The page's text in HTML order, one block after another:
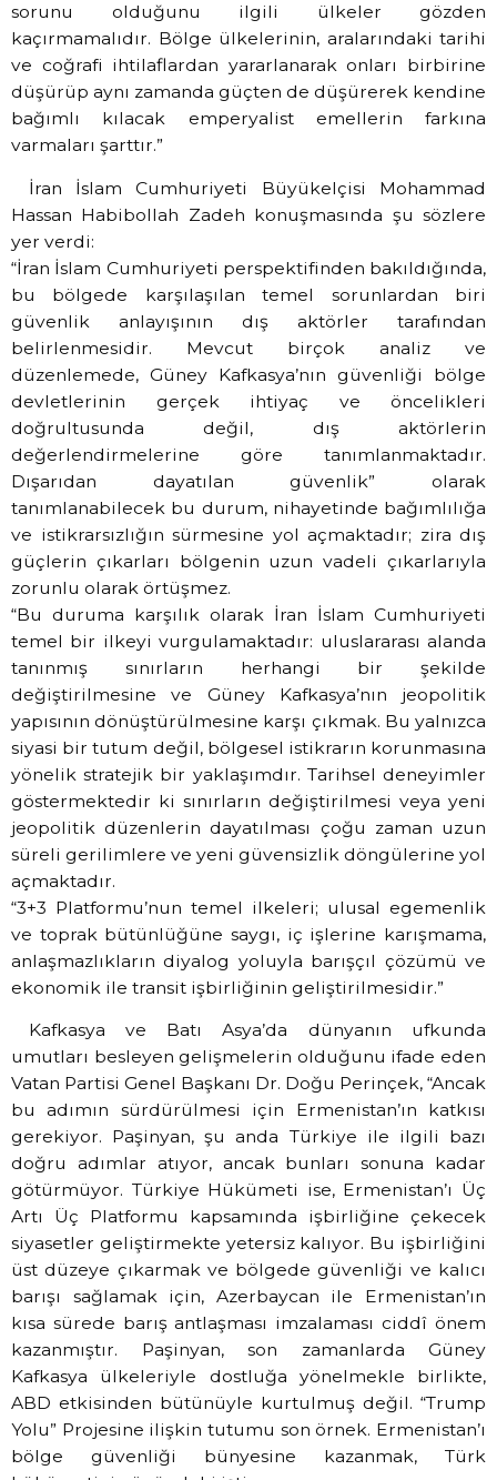
sorunu olduğunu ilgili ülkeler gözden
kaçırmamalıdır. Bölge ülkelerinin, aralarındaki tarihi
ve coğrafi ihtilaflardan yararlanarak onları birbirine
düşürüp aynı zamanda güçten de düşürerek kendine
bağımlı kılacak emperyalist emellerin farkına
varmaları şarttır.”
İran İslam Cumhuriyeti Büyükelçisi Mohammad
Hassan Habibollah Zadeh konuşmasında şu sözlere
yer verdi:
“İran İslam Cumhuriyeti perspektifinden bakıldığında,
bu bölgede karşılaşılan temel sorunlardan biri
güvenlik anlayışının dış aktörler tarafından
belirlenmesidir. Mevcut birçok analiz ve
düzenlemede, Güney Kafkasya’nın güvenliği bölge
devletlerinin gerçek ihtiyaç ve öncelikleri
doğrultusunda değil, dış aktörlerin
değerlendirmelerine göre tanımlanmaktadır.
Dışarıdan dayatılan güvenlik” olarak
tanımlanabilecek bu durum, nihayetinde bağımlılığa
ve istikrarsızlığın sürmesine yol açmaktadır; zira dış
güçlerin çıkarları bölgenin uzun vadeli çıkarlarıyla
zorunlu olarak örtüşmez.
“Bu duruma karşılık olarak İran İslam Cumhuriyeti
temel bir ilkeyi vurgulamaktadır: uluslararası alanda
tanınmış sınırların herhangi bir şekilde
değiştirilmesine ve Güney Kafkasya’nın jeopolitik
yapısının dönüştürülmesine karşı çıkmak. Bu yalnızca
siyasi bir tutum değil, bölgesel istikrarın korunmasına
yönelik stratejik bir yaklaşımdır. Tarihsel deneyimler
göstermektedir ki sınırların değiştirilmesi veya yeni
jeopolitik düzenlerin dayatılması çoğu zaman uzun
süreli gerilimlere ve yeni güvensizlik döngülerine yol
açmaktadır.
“3+3 Platformu’nun temel ilkeleri; ulusal egemenlik
ve toprak bütünlüğüne saygı, iç işlerine karışmama,
anlaşmazlıkların diyalog yoluyla barışçıl çözümü ve
ekonomik ile transit işbirliğinin geliştirilmesidir.”
Kafkasya ve Batı Asya’da dünyanın ufkunda
umutları besleyen gelişmelerin olduğunu ifade eden
Vatan Partisi Genel Başkanı Dr. Doğu Perinçek, “Ancak
bu adımın sürdürülmesi için Ermenistan’ın katkısı
gerekiyor. Paşinyan, şu anda Türkiye ile ilgili bazı
doğru adımlar atıyor, ancak bunları sonuna kadar
götürmüyor. Türkiye Hükümeti ise, Ermenistan’ı Üç
Artı Üç Platformu kapsamında işbirliğine çekecek
siyasetler geliştirmekte yetersiz kalıyor. Bu işbirliğini
üst düzeye çıkarmak ve bölgede güvenliği ve kalıcı
barışı sağlamak için, Azerbaycan ile Ermenistan’ın
kısa sürede barış antlaşması imzalaması ciddî önem
kazanmıştır. Paşinyan, son zamanlarda Güney
Kafkasya ülkeleriyle dostluğa yönelmekle birlikte,
ABD etkisinden bütünüyle kurtulmuş değil. “Trump
Yolu” Projesine ilişkin tutumu son örnek. Ermenistan’ı
bölge güvenliği bünyesine kazanmak, Türk